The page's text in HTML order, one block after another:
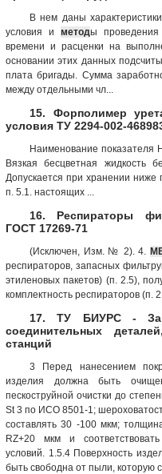
В нем даны
условия и методы
времени и расценки на
основании этих данных
плата бригады. Сумма
между отдельными чл...
15. Форполимер
условия ТУ 2294-002-
Наименование показателя
Вязкая бесцветная жидкость
Допускается при хранении ниже
п. 5.1. настоящих ...
16. Респираторы
ГОСТ 17269-71
(Исключен, Изм. № 2). 4.
респираторов, запасных
этиленовых пакетов) (п. 2.5),
комплектность респира­торов (п.
17. ТУ БИУРС -
соединительных
станций
3 Перед нанесением
изделия должна быть
пескоструйной очистки до
St 3 по ИСО 8501-1;
составлять 30 -100 мкм;
RZ+20 мкм и
условий. 1.5.4 Поверхность
быть свободна от пыли, которую